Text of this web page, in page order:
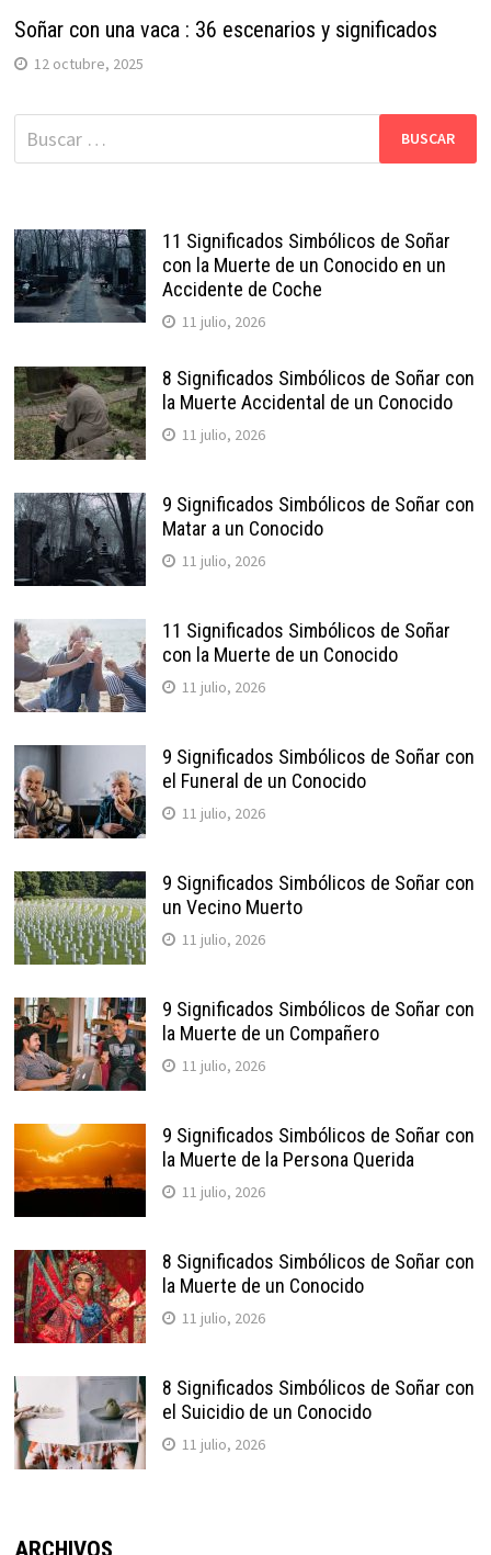
Soñar con una vaca : 36 escenarios y significados
12 octubre, 2025
Buscar:
11 Significados Simbólicos de Soñar
con la Muerte de un Conocido en un
Accidente de Coche
11 julio, 2026
8 Significados Simbólicos de Soñar con
la Muerte Accidental de un Conocido
11 julio, 2026
9 Significados Simbólicos de Soñar con
Matar a un Conocido
11 julio, 2026
11 Significados Simbólicos de Soñar
con la Muerte de un Conocido
11 julio, 2026
9 Significados Simbólicos de Soñar con
el Funeral de un Conocido
11 julio, 2026
9 Significados Simbólicos de Soñar con
un Vecino Muerto
11 julio, 2026
9 Significados Simbólicos de Soñar con
la Muerte de un Compañero
11 julio, 2026
9 Significados Simbólicos de Soñar con
la Muerte de la Persona Querida
11 julio, 2026
8 Significados Simbólicos de Soñar con
la Muerte de un Conocido
11 julio, 2026
8 Significados Simbólicos de Soñar con
el Suicidio de un Conocido
11 julio, 2026
ARCHIVOS